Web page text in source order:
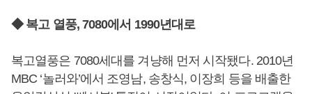
◆ 복고 열풍, 7080에서 1990년대로
복고열풍은 7080세대를 겨냥해 먼저 시작됐다. 2010년
MBC ‘놀러와’에서 조영남, 송창식, 이장희 등을 배출한